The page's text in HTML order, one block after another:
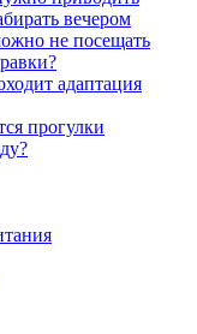
вечером
не посещать
адаптация
прогулки